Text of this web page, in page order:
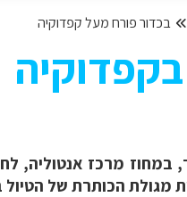
בכדור פורח מעל קפדוקיה
מרכז אנטוליה,
מגולת הכותרת של